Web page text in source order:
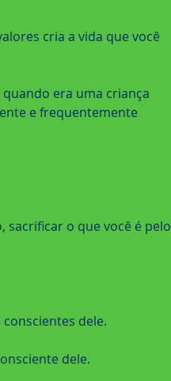
cria a vida que você
era uma criança
e frequentemente
sacrificar o que você é pelo
dele.
dele.